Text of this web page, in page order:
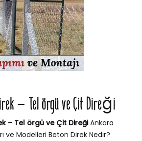
– Tel örgü ve Çit Direği
– Tel örgü ve Çit DireğiAnkara
ve Modelleri Beton Direk Nedir?